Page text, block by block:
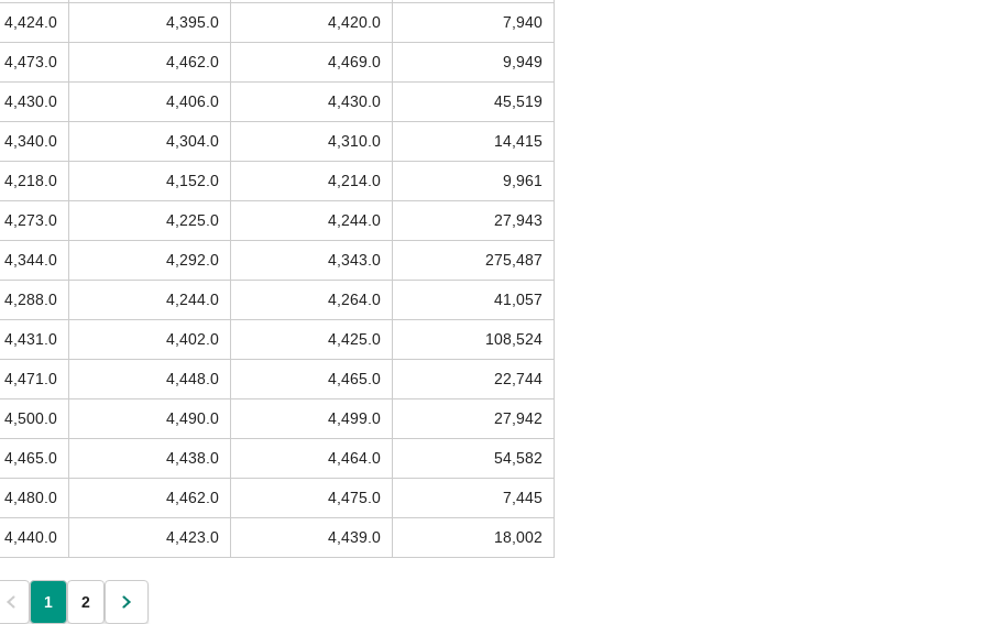
4,424.0 4,395.0 4,420.0 7,940
4,473.0 4,462.0 4,469.0 9,949
4,430.0 4,406.0 4,430.0 45,519
4,340.0 4,304.0 4,310.0 14,415
4,218.0 4,152.0 4,214.0 9,961
4,273.0 4,225.0 4,244.0 27,943
4,344.0 4,292.0 4,343.0 275,487
4,288.0 4,244.0 4,264.0 41,057
4,431.0 4,402.0 4,425.0 108,524
4,471.0 4,448.0 4,465.0 22,744
4,500.0 4,490.0 4,499.0 27,942
4,465.0 4,438.0 4,464.0 54,582
4,480.0 4,462.0 4,475.0 7,445
4,440.0 4,423.0 4,439.0 18,002
1 2